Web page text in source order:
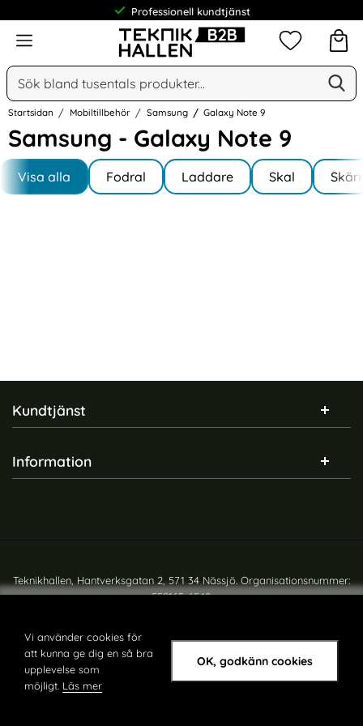
Vi använder cookies för
att kunna ge dig en så bra
upplevelse som
möjligt. Läs mer
OK, godkänn cookies
Professionell kundtjänst
Meny
Sök
Sök på Narse Group AB
Mina
Startsidan Mobiltillbehör Samsung Galaxy Note 9
Samsung - Galaxy Note 9
Hoppa
produkter
Underkategorier
Visa alla
I Galaxy Note 9Fodral Laddare Skal
Sidfot Blandad info och länkar
Kundtjänst
Information
Teknikhallen, Hantverksgatan 2, 571 34 Nässjö. Organisationsnummer:
559165-6540